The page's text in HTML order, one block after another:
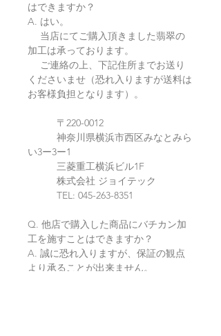
はできますか？
A. はい。
当店にてご購入頂きました翡翠の
加工は承っております。
ご連絡の上、下記住所までお送り
くださいませ（恐れ入りますが送料は
お客様負担となります）。
〒220-0012
神奈川県横浜市西区みなとみら
い3ー3ー1
三菱重工横浜ビル1F
株式会社 ジョイテック
TEL: 045-263-8351
Q. 他店で購入した商品にバチカン加
工を施すことはできますか？
A. 誠に恐れ入りますが、保証の観点
より承ることが出来ません。